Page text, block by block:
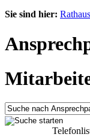
Sie sind hier: